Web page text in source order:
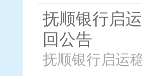
抚顺银行启
回公告
抚顺银行启运